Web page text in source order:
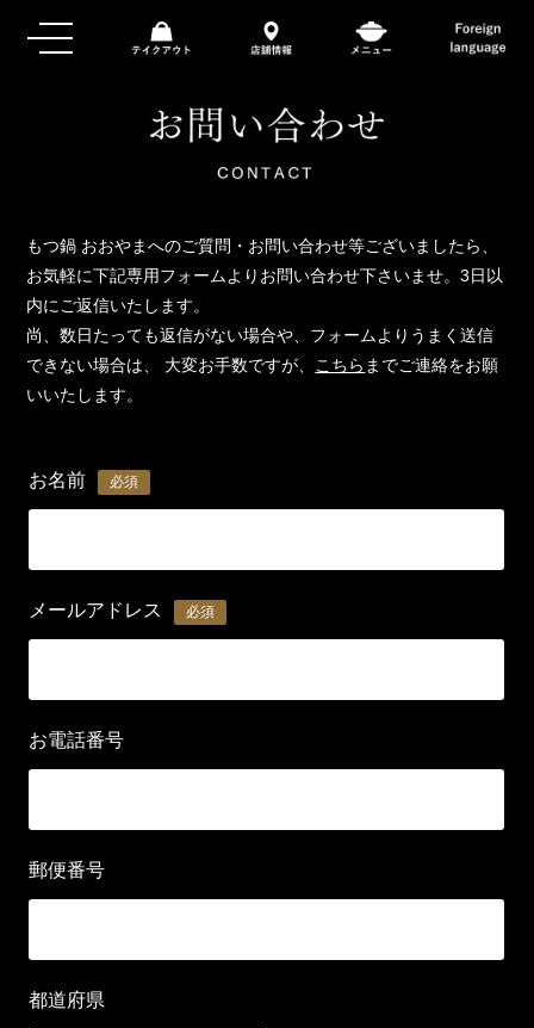
もつ鍋 おおやまへのご質問・お問い合わせ等ございましたら、
お気軽に下記専用フォームよりお問い合わせ下さいませ。3日以
内にご返信いたします。
尚、数日たっても返信がない場合や、フォームよりうまく送信
できない場合は、
大変お手数ですが、 こちら までご連絡をお願
いいたします。
お名前 必須
メールアドレス 必須
お電話番号
郵便番号
都道府県